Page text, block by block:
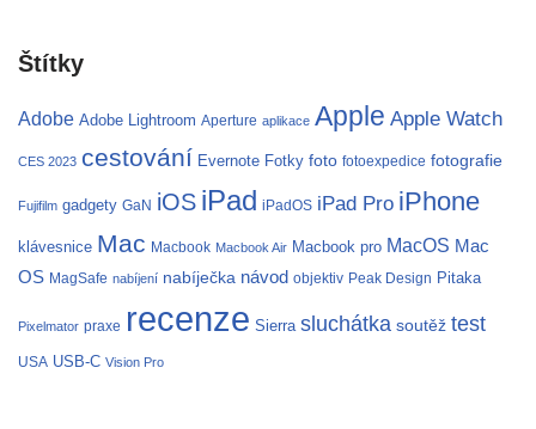
Štítky
Adobe Adobe Lightroom Aperture aplikace Apple Apple Watch
CES 2023 cestování Evernote Fotky foto fotoexpedice fotografie
Fujifilm gadgety GaN iOS iPad iPadOS iPad Pro iPhone
klávesnice Mac Macbook Macbook Air Macbook pro MacOS Mac
OS MagSafe nabíjení nabíječka návod objektiv Peak Design Pitaka
Pixelmator praxe recenze Sierra sluchátka soutěž test
USA USB-C Vision Pro